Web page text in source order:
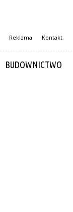
Reklama Kontakt
BUDOWNICTWO